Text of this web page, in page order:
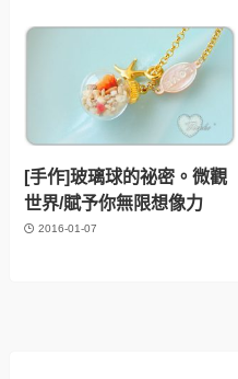
[手作]玻璃球的祕密。微觀
世界/賦予你無限想像力
2016-01-07